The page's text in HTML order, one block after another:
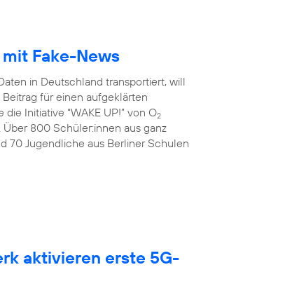
Fake-News
in Deutschland transportiert, will
für einen aufgeklärten
Initiative “WAKE UP!” von O2
800 Schüler:innen aus ganz
70 Jugendliche aus Berliner Schulen
aktivieren erste 5G-